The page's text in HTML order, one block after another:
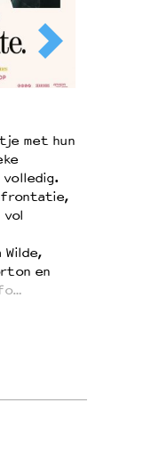
met hun
vol
en